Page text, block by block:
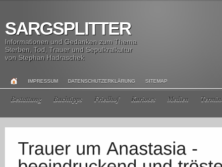
SARGSPLITTER
Informationen und Gedanken zum Thema
Sterben, Tod, Trauer und Sepulkralkultur
von Stephan Hadraschek
IMPRESSUM DATENSCHUTZERKLÄRUNG SITEMAP
Bestattung Buchtipps Friedhof Kurioses Medien